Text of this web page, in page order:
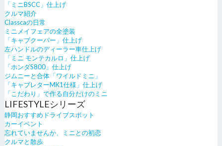
「ミニBSCC」仕上げ
クルマ紹介
Classcaの日常
ミニメイフェアの全塗装
「キャブクーパー」仕上げ
左ハンドルのディーラー車仕上げ
「ミニ モンテカルロ」仕上げ
「ホンダS800」仕上げ
ジムニーと合体「ワイルドミニ」
「キャブレターMK1仕様」仕上げ
「こだわり」で作る自分だけのミニ
LIFESTYLEシリーズ
静岡おすすめドライブスポット
カーイベント
忘れていませんか、ミニとの初恋
クルマと散歩